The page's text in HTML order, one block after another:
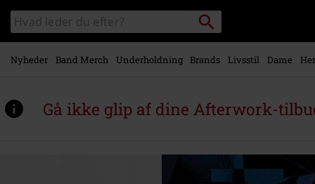
Gå til
hovedindhold
Søg
sortiment
Søg
Nyheder Band Merch Underholdning Brands Livsstil Dame
Gå ikke glip af dine Afterwork-